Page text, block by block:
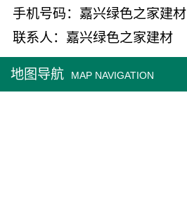
手机号码：嘉兴绿色之家建材
联系人：嘉兴绿色之家建材
地图导航 MAP NAVIGATION